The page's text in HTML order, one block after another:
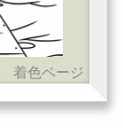
着色ページ